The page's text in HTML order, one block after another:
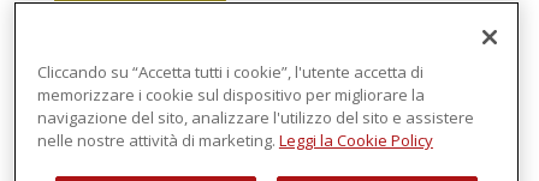
intelligenza in cloud
Cliccando su “Accetta tutti i cookie”, l'utente accetta di
memorizzare i cookie sul dispositivo per migliorare la
navigazione del sito, analizzare l'utilizzo del sito e assistere
nelle nostre attività di marketing. Leggi la Cookie Policy